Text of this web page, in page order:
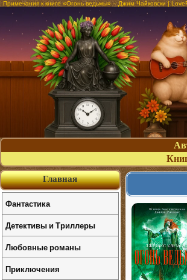
Примечания к книге «Огонь ведьмы» – Джим Чайковски |
Главная
Фантастика
Детективы и Триллеры
Любовные романы
Приключения